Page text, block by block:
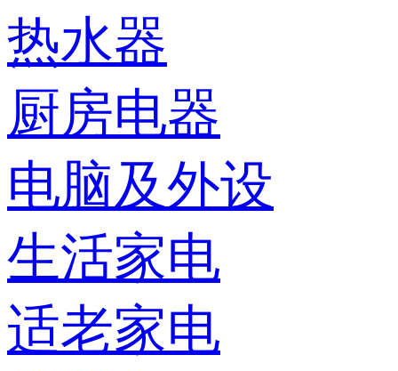
热水器
厨房电器
电脑及外设
生活家电
适老家电